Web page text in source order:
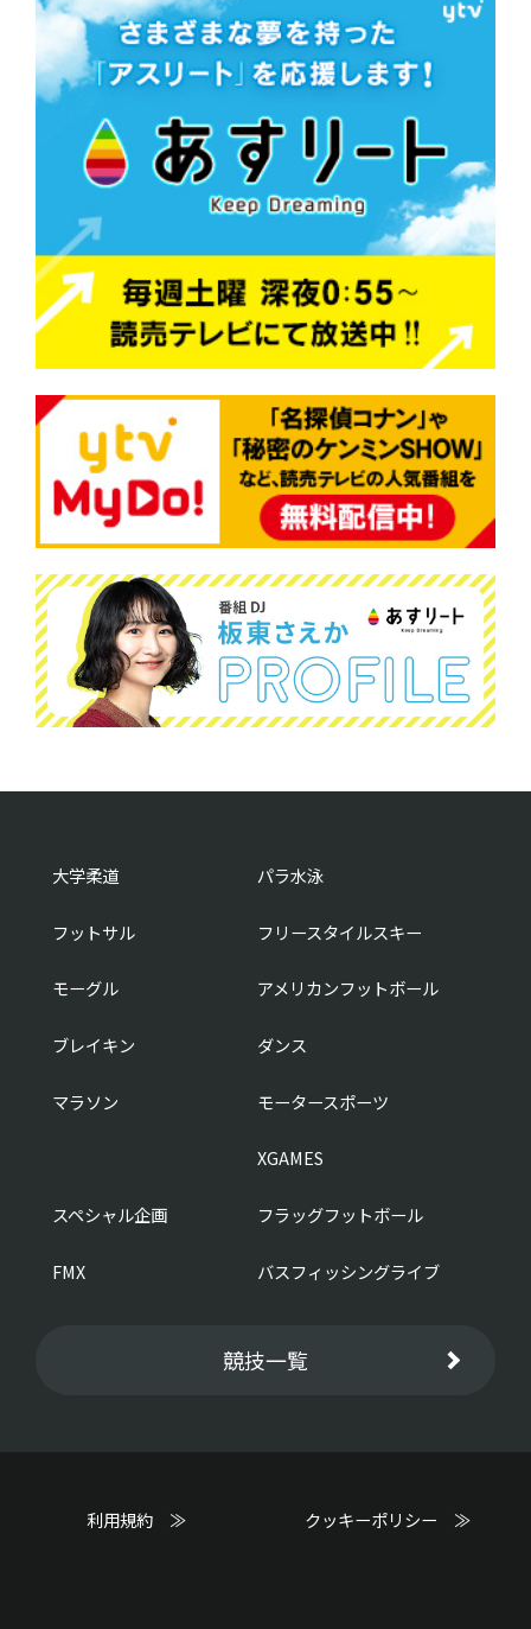
大学柔道 パラ水泳
フットサル フリースタイルスキー
モーグル アメリカンフットボール
ブレイキン ダンス
マラソン モータースポーツ
XGAMES
スペシャル企画 フラッグフットボール
FMX バスフィッシングライブ
競技一覧
利用規約 ≫ クッキーポリシー ≫